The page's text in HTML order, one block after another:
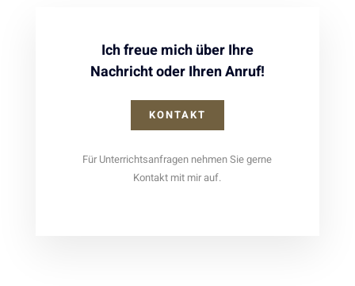
Ich freue mich über Ihre
Nachricht oder Ihren Anruf!
KONTAKT
Für Unterrichtsanfragen nehmen Sie gerne
Kontakt mit mir auf.